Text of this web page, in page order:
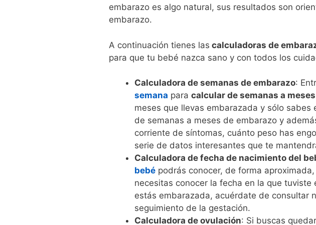
embarazo es algo natural, sus resultados son
embarazo.
A continuación tienes las calculadoras de
para que tu bebé nazca sano y con todos los
Calculadora de semanas de embarazo:
semana para calcular de semanas a
meses que llevas embarazada y sólo
de semanas a meses de embarazo y
corriente de síntomas, cuánto peso has
serie de datos interesantes que te
Calculadora de fecha de nacimiento del
bebé podrás conocer, de forma aproximada,
necesitas conocer la fecha en la que tuviste
estás embarazada, acuérdate de consultar
seguimiento de la gestación.
Calculadora de ovulación: Si buscas